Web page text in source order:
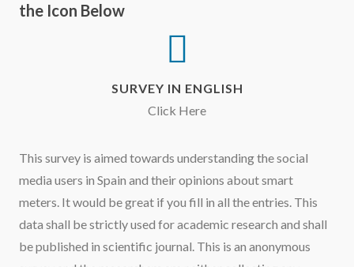
the Icon Below
SURVEY IN ENGLISH
Click Here
This survey is aimed towards understanding the social
media users in Spain and their opinions about smart
meters. It would be great if you fill in all the entries. This
data shall be strictly used for academic research and shall
be published in scientific journal. This is an anonymous